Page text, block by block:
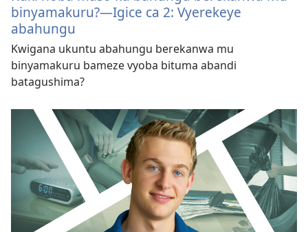
binyamakuru?​—Igice ca 2: Vyerekeye
abahungu
Kwigana ukuntu abahungu berekanwa mu
binyamakuru bameze vyoba bituma abandi
batagushima?